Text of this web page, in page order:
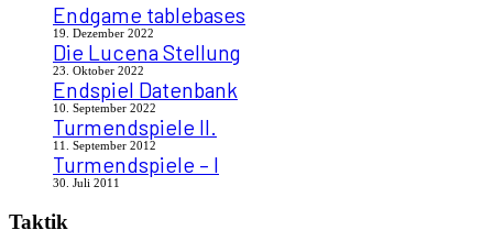
Endgame tablebases
19. Dezember 2022
Die Lucena Stellung
23. Oktober 2022
Endspiel Datenbank
10. September 2022
Turmendspiele II.
11. September 2012
Turmendspiele – I
30. Juli 2011
Taktik